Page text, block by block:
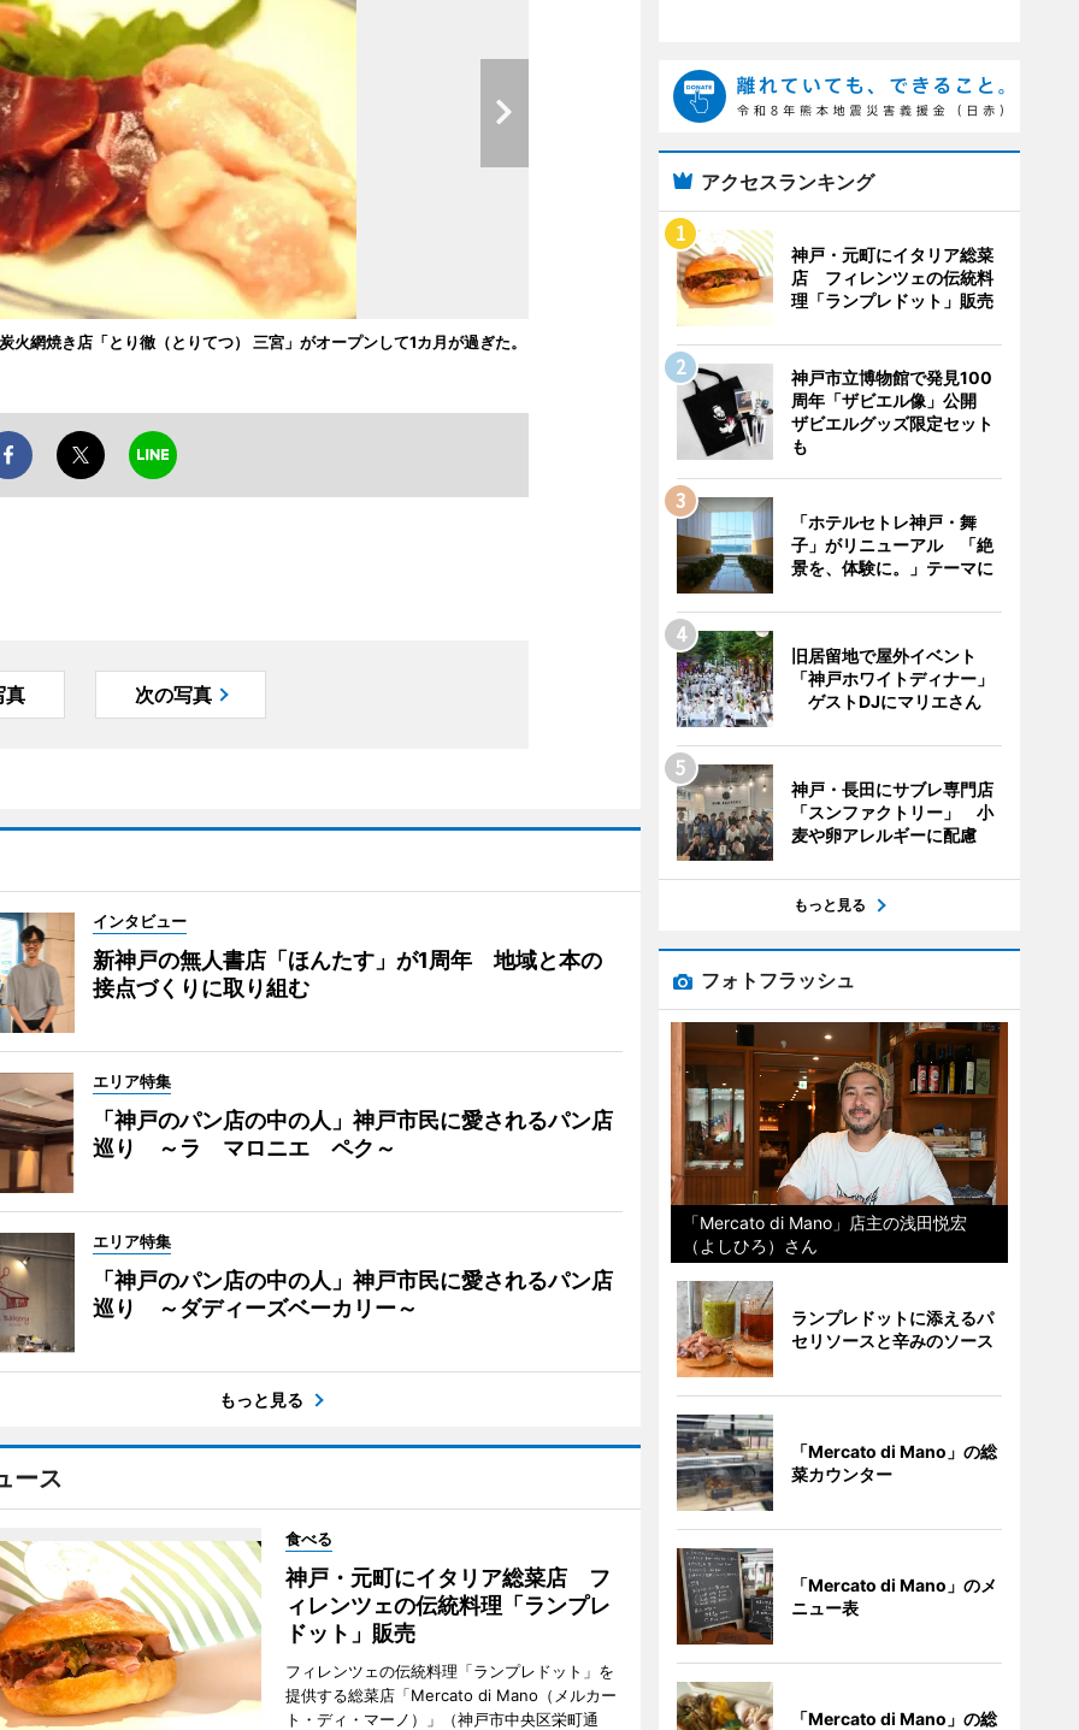
網焼き店「とり徹（とりてつ） 三宮」がオープンして1カ月が過ぎた。
真 次の写真
インタビュー
新神戸の無人書店「ほんたす」が1周年 地域と本の
接点づくりに取り組む
エリア特集
「神戸のパン店の中の人」神戸市民に愛されるパン店
巡り ～ラ マロニエ ペク～
エリア特集
「神戸のパン店の中の人」神戸市民に愛されるパン店
巡り ～ダディーズベーカリー～
もっと見る
ース
食べる
神戸・元町にイタリア総菜店 フ
ィレンツェの伝統料理「ランプレ
ドット」販売
フィレンツェの伝統料理「ランプレドット」を
提供する総菜店「Mercato di Mano（メルカー
ト・ディ・マーノ）」（神戸市中央区栄町通
アクセスランキング
神戸・元町にイタリア総菜
店 フィレンツェの伝統料
理「ランプレドット」販売
神戸市立博物館で発見100
周年「ザビエル像」公開
ザビエルグッズ限定セット
も
「ホテルセトレ神戸・舞
子」がリニューアル 「絶
景を、体験に。」テーマに
旧居留地で屋外イベント
「神戸ホワイトディナー」
ゲストDJにマリエさん
神戸・長田にサブレ専門店
「スンファクトリー」 小
麦や卵アレルギーに配慮
もっと見る
フォトフラッシュ
「Mercato di Mano」店主の浅田悦宏
（よしひろ）さん
ランプレドットに添えるパ
セリソースと辛みのソース
「Mercato di Mano」の総
菜カウンター
「Mercato di Mano」のメ
ニュー表
「Mercato di Mano」の総